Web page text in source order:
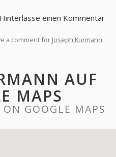
einen Kommentar
a comment for Joseph Kurmann
AUF
MAPS
GOOGLE MAPS